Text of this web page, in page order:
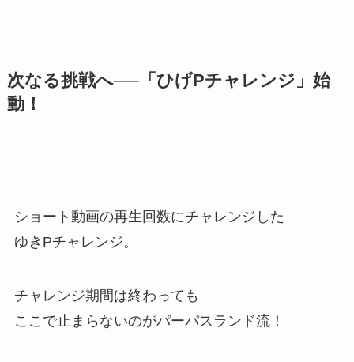
次なる挑戦へ──「ひげPチャレンジ」始
動！
ショート動画の再生回数にチャレンジした
ゆきPチャレンジ。
チャレンジ期間は終わっても
ここで止まらないのがパーパスランド流！